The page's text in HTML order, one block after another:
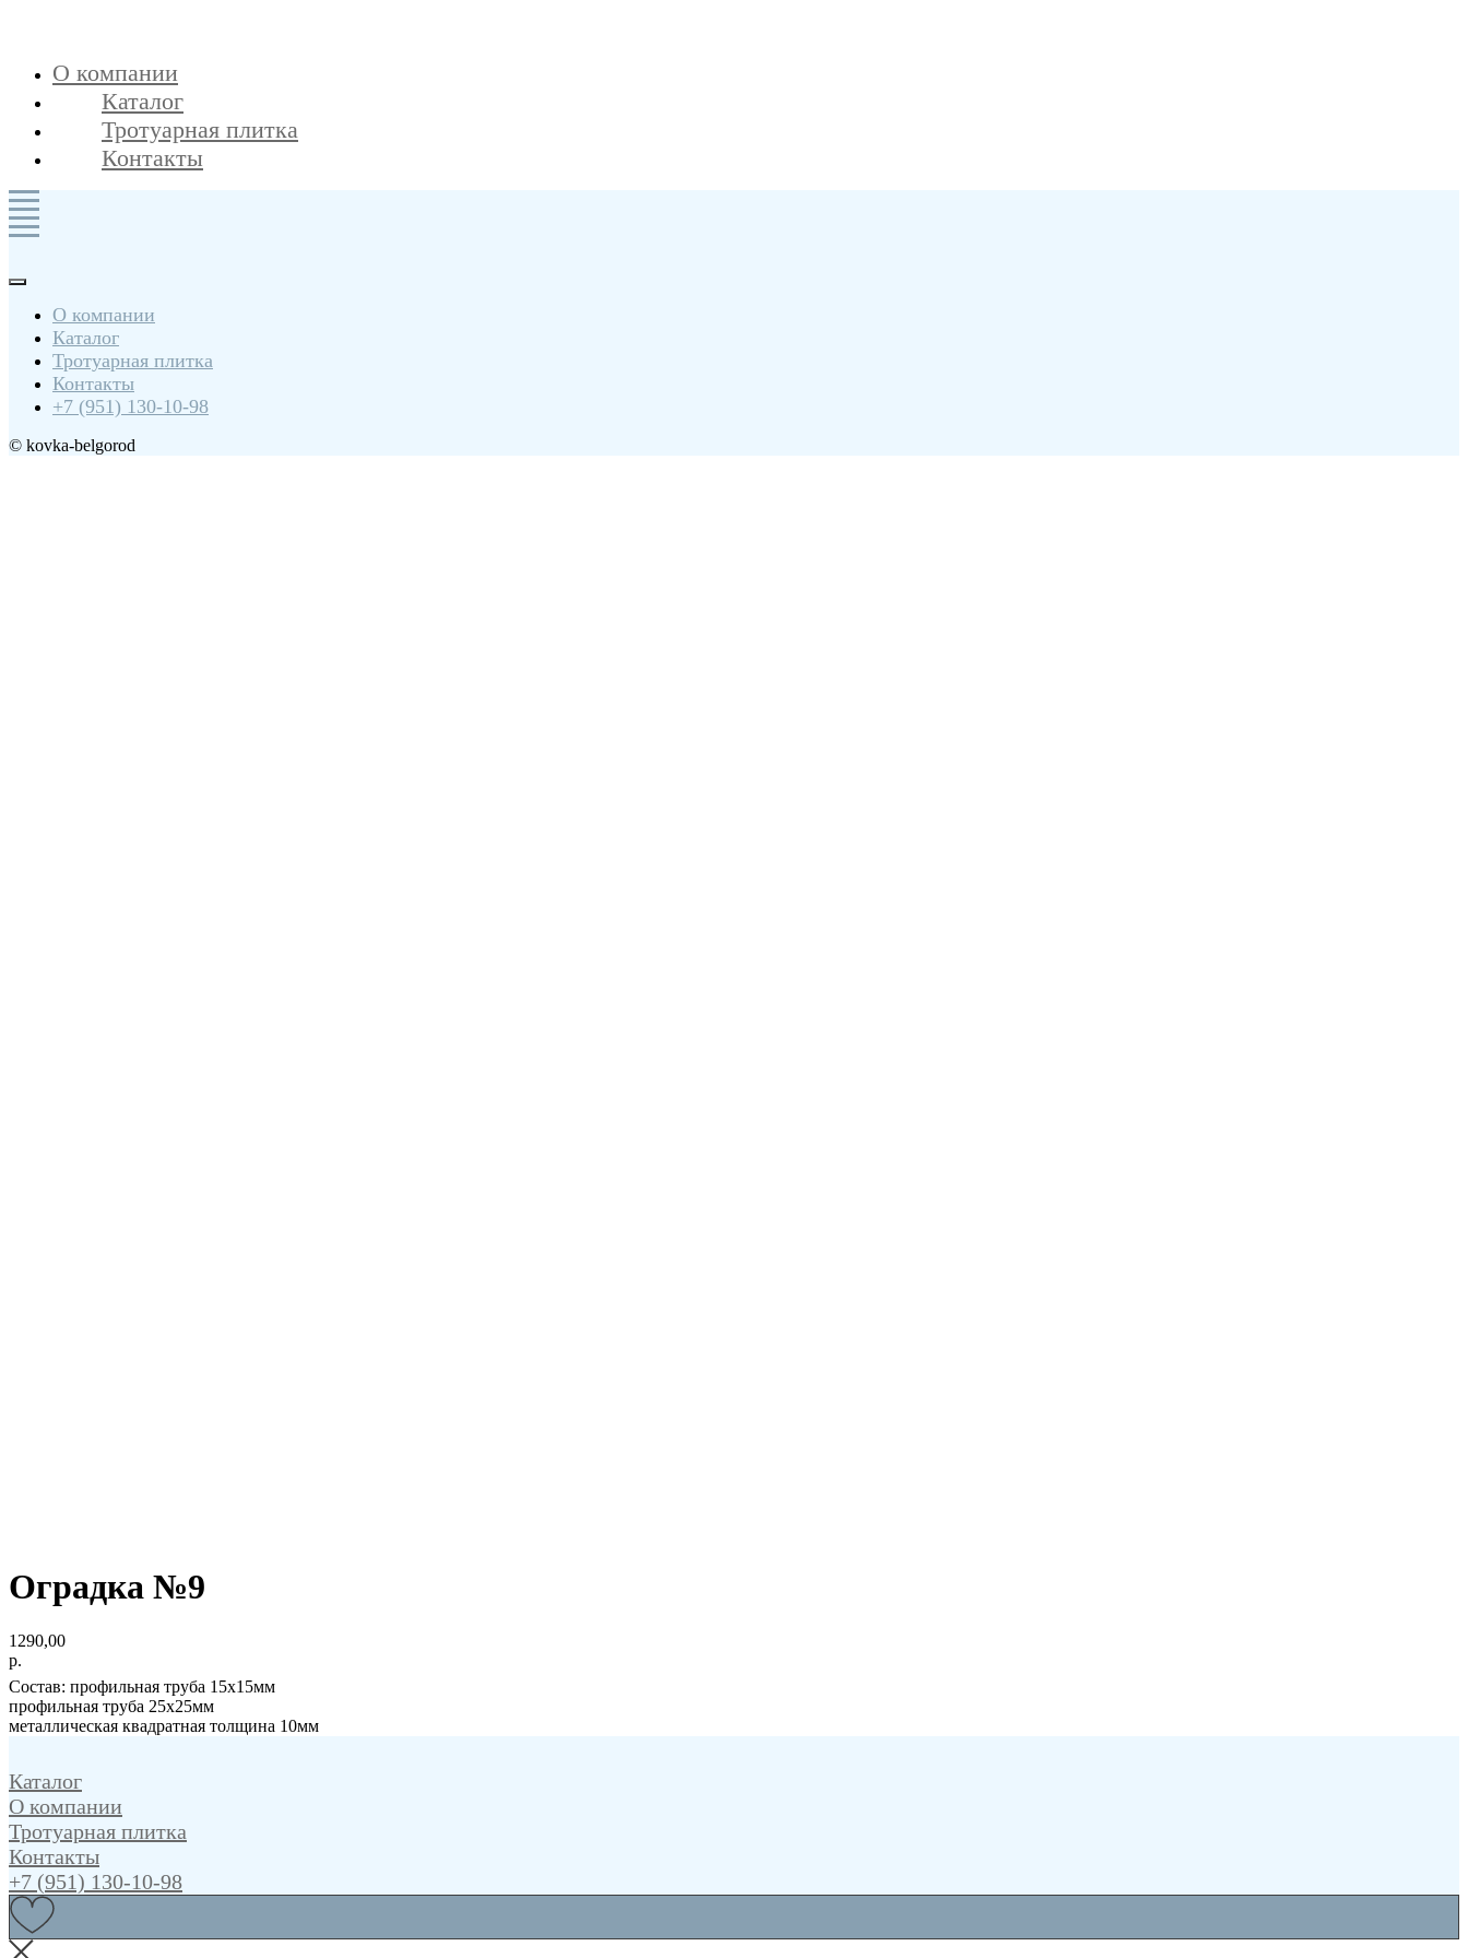
О компании
Каталог
Тротуарная плитка
Контакты
О компании
Каталог
Тротуарная плитка
Контакты
+7 (951) 130-10-98
© kovka-belgorod
Оградка №9
1290,00
р.
Состав: профильная труба 15х15мм
профильная труба 25х25мм
металлическая квадратная толщина 10мм
Каталог
О компании
Тротуарная плитка
Контакты
+7 (951) 130-10-98